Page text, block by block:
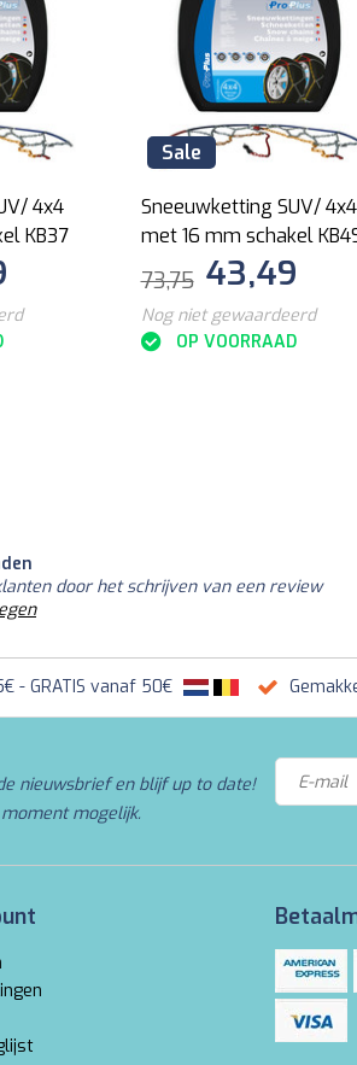
4x4
KB37
Sale
Sneeuwketting SUV/ 4x4
met 16 mm schakel
73,75 43,49
Nog niet gewaardeerd
OP VOORRAAD
door het schrijven van een review
- GRATIS vanaf 50€
nieuwsbrief en blijf up to date!
mogelijk.